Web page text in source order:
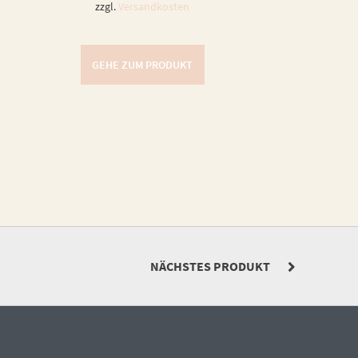
zzgl.Versandkosten
GEHE ZUM PRODUKT
NÄCHSTES PRODUKT